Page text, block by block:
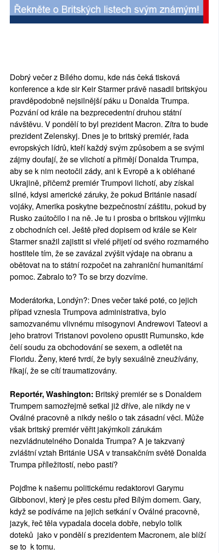
Dobrý večer z Bílého domu, kde nás čeká tisková
konference a kde sir Keir Starmer právě nasadil britskýou
pravděpodobně nejsilnější páku u Donalda Trumpa.
Pozvání od krále na bezprecedentní druhou státní
návštěvu. V pondělí to byl prezident Macron. Zítra to bude
prezident Zelenskyj. Dnes je to britský premiér, řada
evropských lídrů, kteří každý svým způsobem a se svými
zájmy doufají, že se vlichotí a přimějí Donalda Trumpa,
aby se k nim neotočil zády, ani k Evropě a k obléhané
Ukrajině, přičemž premiér Trumpovi lichotí, aby získal
silné, kdysi americké záruky, že pokud Británie nasadí
vojáky, Amerika poskytne bezpečnostní záštitu, pokud by
Rusko zaútočilo i na ně. Je tu i prosba o britskou výjimku
z obchodních cel. Ještě před dopisem od krále se Keir
Starmer snažil zajistit si vřelé přijetí od svého rozmarného
hostitele tím, že se zavázal zvýšit výdaje na obranu a
obětovat na to státní rozpočet na zahraniční humanitární
pomoc. Zabralo to? To se brzy dozvíme.
Moderátorka, Londýn?: Dnes večer také poté, co jejich
případ vznesla Trumpova administrativa, bylo
samozvanému vlivnému misogynovi Andrewovi Tateovi a
jeho bratrovi Tristanovi povoleno opustit Rumunsko, kde
čelí soudu za obchodování se sexem, a odletět na
Floridu. Ženy, které tvrdí, že byly sexuálně zneužívány,
říkají, že se cítí traumatizovány.
Reportér, Washington: Britský premiér se s Donaldem
Trumpem samozřejmě setkal již dříve, ale nikdy ne v
Oválné pracovně a nikdy nešlo o tak zásadní věci. Může
však britský premiér věřit jakýmkoli zárukám
nezvládnutelného Donalda Trumpa? A je takzvaný
zvláštní vztah Británie USA v transakčním světě Donalda
Trumpa příležitostí, nebo pastí?
Pojďme k našemu politickému redaktorovi Garymu
Gibbonovi, který je přes cestu před Bílým domem. Gary,
když se podíváme na jejich setkání v Oválné pracovně,
jazyk, řeč těla vypadala docela dobře, nebylo tolik
doteků jako v pondělí s prezidentem Macronem, ale blíží
se to k tomu.